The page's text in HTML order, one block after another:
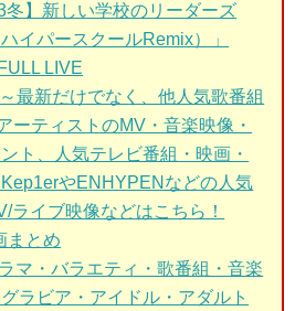
冬】新しい学校のリーダーズ
イパースクールRemix）」
LIVE
最新だけでなく、他人気歌番組
ーティストのMV・音楽映像・
ト、人気テレビ番組・映画・
やENHYPENなどの人気
ライブ映像などはこちら！
まとめ
マ・バラエティ・歌番組・音楽
ラビア・アイドル・アダルト